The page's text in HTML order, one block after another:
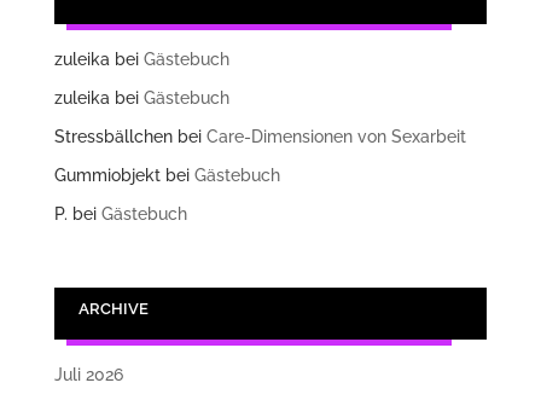
zuleika bei Gästebuch
zuleika bei Gästebuch
Stressbällchenbei Care-Dimensionen von Sexarbeit
Gummiobjektbei Gästebuch
P. bei Gästebuch
ARCHIVE
Juli 2026